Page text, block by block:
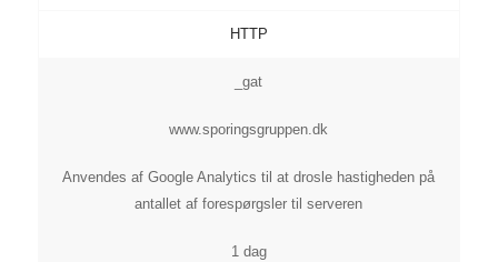
HTTP
_gat
www.sporingsgruppen.dk
Anvendes af Google Analytics til at drosle hastigheden på
antallet af forespørgsler til serveren
1 dag